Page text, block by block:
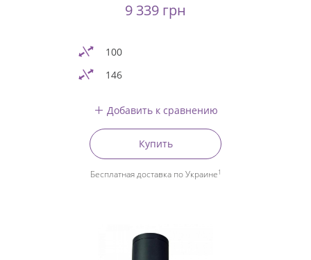
9 339 грн
100
146
Добавить к сравнению
Купить
Бесплатная доставка по Украине1